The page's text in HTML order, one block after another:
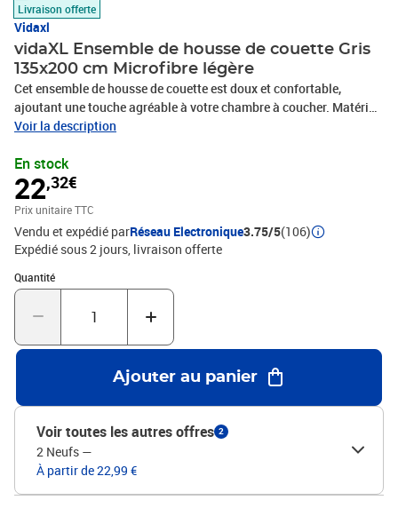
Livraison offerte
Vidaxl
vidaXL Ensemble de housse de couette Gris
135x200 cm Microfibre légère
Cet ensemble de housse de couette est doux et confortable,
ajoutant une touche agréable à votre chambre à coucher. Matériau
léger : le microfibre est un tissu synthétique composé de fibres
microfibre est un excellent choix pour les ensembles de literie en
raison de sa légèreté, et de son nettoyage facile.Look élégant :
cette housse de couette est à la fois agréable au toucher et
esthétique, avec une texture supplémentaire pour donner à votre
chambre à coucher plus de style et d’élégance.Standard 100 par
OEKO-TEX : l'ensemble est fabriqué dans l'usine OEKO-TEX
standard 100, un système de certification indépendant qui
garantit la qualité.Facile à nettoyer : l'ensemble de housse de
couette et taie d'oreiller est facile à nettoyer dans la machine à
durabilité pour durer des années avec une meilleure résistance à la
décoloration et aux taches.Couleur : grisMatériau : tissu
microfibre (100 % polyester)Taille de la housse de couette : 135 x
200 cm (l x L)Taille de la taie d'oreiller : 80 x 80 cm (l x L)Fermeture
à bouton cachéRésistance aux froissuresProduit léger avec une
douceur exceptionnelleUn look intemporelConvient parfaitement
au décor environnantFacile d’entretienLavage en machine à
chaud, pas de javel, séchage à basse températureStandard 100
par OEKO-TEX La livraison contient :1 x housse de couette1 x taie
Voir la description
En stock
22,32€
Prix unitaire TTC
Vendu et expédié parRéseau Electronique3.75/5(106)
Expédié sous 2 jours livraison offerte
Quantité
Quantité : 1
Ajouter au panier
Voir toutes les autres offres 2
2 Neufs —
À partir de 22,99 €